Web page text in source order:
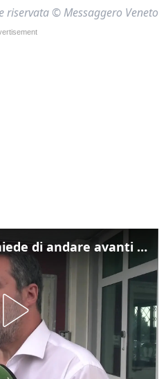
riservata © Messaggero Veneto
Salvini: "Roggero chiede di andare avanti su norma anti-risarcimenti"